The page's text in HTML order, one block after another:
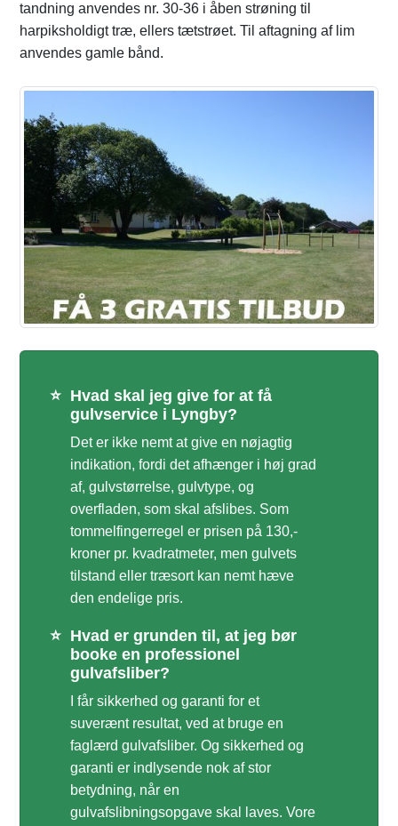
tandning anvendes nr. 30-36 i åben strøning til
harpiksholdigt træ, ellers tætstrøet. Til aftagning af lim
anvendes gamle bånd.
⭐ Hvad skal jeg give for at få
gulvservice i Lyngby?
Det er ikke nemt at give en nøjagtig
indikation, fordi det afhænger i høj grad
af, gulvstørrelse, gulvtype, og
overfladen, som skal afslibes. Som
tommelfingerregel er prisen på 130,-
kroner pr. kvadratmeter, men gulvets
tilstand eller træsort kan nemt hæve
den endelige pris.
⭐ Hvad er grunden til, at jeg bør
booke en professionel
gulvafsliber?
I får sikkerhed og garanti for et
suverænt resultat, ved at bruge en
faglærd gulvafsliber. Og sikkerhed og
garanti er indlysende nok af stor
betydning, når en
gulvafslibningsopgave skal laves. Vore